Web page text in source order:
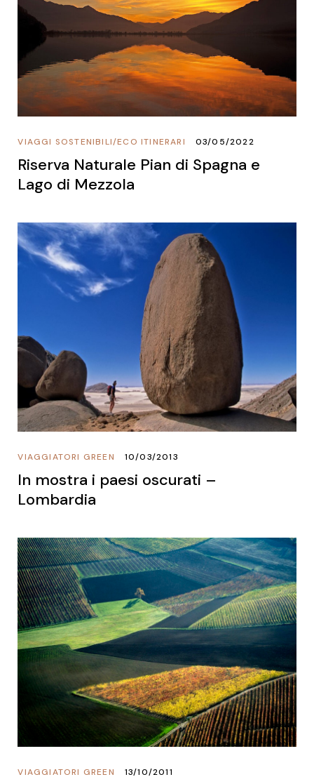
ECO ITINERARI
/
VIAGGI SOSTENIBILI 03/05/2022
Riserva Naturale Pian di Spagna e
Lago di Mezzola
VIAGGIATORI GREEN 10/03/2013
In mostra i paesi oscurati –
Lombardia
VIAGGIATORI GREEN 13/10/2011